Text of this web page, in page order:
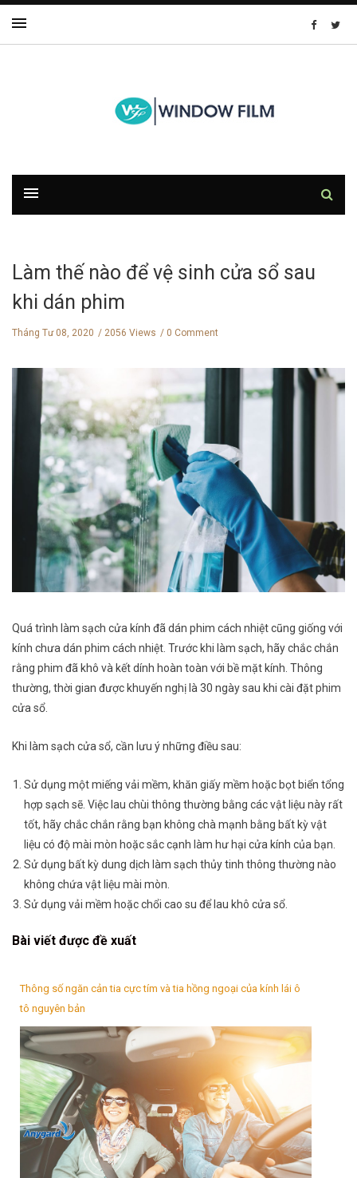
Làm thế nào để vệ sinh cửa sổ sau
khi dán phim
Tháng Tư 08, 2020 2056 Views 0 Comment
Quá trình làm sạch cửa kính đã dán phim cách nhiệt cũng giống với
kính chưa dán phim cách nhiệt. Trước khi làm sạch, hãy chắc chắn
rằng phim đã khô và kết dính hoàn toàn với bề mặt kính. Thông
thường, thời gian được khuyến nghị là 30 ngày sau khi cài đặt phim
cửa sổ.
Khi làm sạch cửa sổ, cần lưu ý những điều sau:
Sử dụng một miếng vải mềm, khăn giấy mềm hoặc bọt biển tổng
hợp sạch sẽ. Việc lau chùi thông thường bằng các vật liệu này rất
tốt, hãy chắc chắn rằng bạn không chà mạnh bằng bất kỳ vật
liệu có độ mài mòn hoặc sắc cạnh làm hư hại cửa kính của bạn.
Sử dụng bất kỳ dung dịch làm sạch thủy tinh thông thường nào
không chứa vật liệu mài mòn.
Sử dụng vải mềm hoặc chổi cao su để lau khô cửa sổ.
Bài viết được đề xuất
Thông số ngăn cản tia cực tím và tia hồng ngoại của kính lái ô
tô nguyên bản